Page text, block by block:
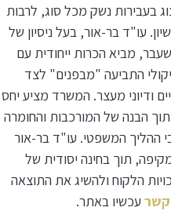
בעבירות נשק מכל סוג, לרבות
עו"ד בר-אור, בעל ניסיון של
לשעבר, מביא הכרות ייחודית עם
התביעה "מבפנים" לצד
ודיוני מעצר. המשרד מציע יחס
הבנה של המורכבות והחומרה
ההליך המשפטי. עו"ד בר-אור
תוך בחינה יסודית של
הלקוח ולהשיג את התוצאה
קשר עכשיו באתר.